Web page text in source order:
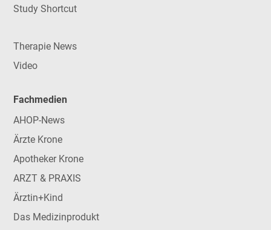
Study Shortcut
Therapie News
Video
Fachmedien
AHOP-News
Ärzte Krone
Apotheker Krone
ARZT & PRAXIS
Ärztin+Kind
Das Medizinprodukt